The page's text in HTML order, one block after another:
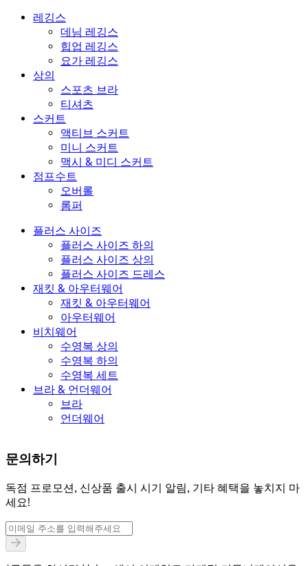
레깅스
데님 레깅스
힙업 레깅스
요가 레깅스
상의
스포츠 브라
티셔츠
스커트
액티브 스커트
미니 스커트
맥시 & 미디 스커트
점프수트
오버롤
롬퍼
플러스 사이즈
플러스 사이즈 하의
플러스 사이즈 상의
플러스 사이즈 드레스
재킷 & 아우터웨어
재킷 & 아우터웨어
아우터웨어
비치웨어
수영복 상의
수영복 하의
수영복 세트
브라 & 언더웨어
브라
언더웨어
문의하기
독점 프로모션, 신상품 출시 시기 알림, 기타 혜택을 놓치지 마
세요!